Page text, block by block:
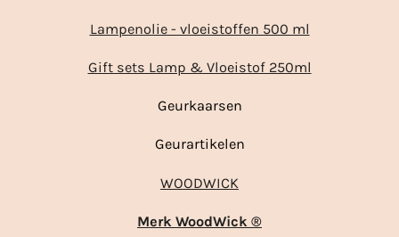
Lampenolie - vloeistoffen 500 ml
Gift sets Lamp & Vloeistof 250ml
Geurkaarsen
Geurartikelen
WOODWICK
Merk WoodWick ®